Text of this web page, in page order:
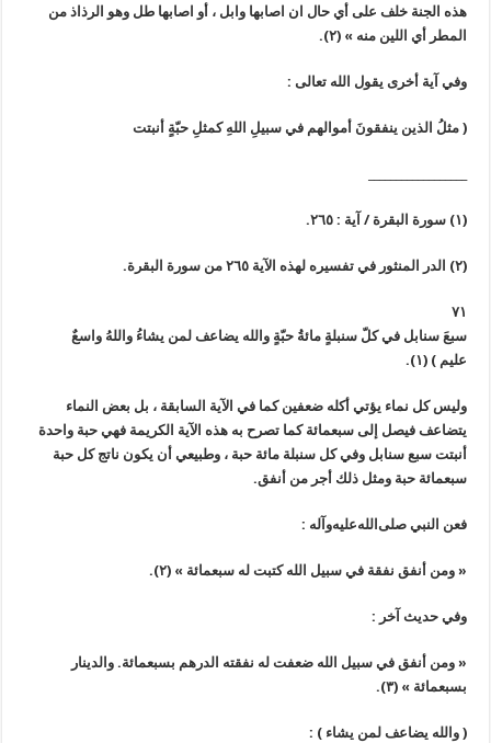
هذه الجنة خلف على أي حال ان اصابها وابل ، أو اصابها طل وهو الرذاذ من
المطر أي اللين منه »(٢) .
وفي آية أخرى يقول الله تعالى :
( مثلُ الذين ينفقونَ أموالهم في سبيلِ اللهِ كمثلِ حبّةٍ أنبتت
(١) سورة البقرة / آية : ٢٦٥.
(٢) الدر المنثور في تفسيره لهذه الآية ٢٦٥ من سورة البقرة.
٧١
سبعَ سنابل في كلّ سنبلةٍ مائةُ حبّةٍ والله يضاعف لمن يشاءُ واللهُ واسعٌ
عليم ) (١) .
وليس كل نماء يؤتي أكله ضعفين كما في الآية السابقة ، بل بعض النماء
يتضاعف فيصل إلى سبعمائة كما تصرح به هذه الآية الكريمة فهي حبة واحدة
أنبتت سبع سنابل وفي كل سنبلة مائة حبة ، وطبيعي أن يكون ناتج كل حبة
سبعمائة حبة ومثل ذلك أجر من أنفق.
فعن النبيصلى‌الله‌عليه‌وآله :
« ومن أنفق نفقة في سبيل الله كتبت له سبعمائة »(٢) .
وفي حديث آخر :
« ومن أنفق في سبيل الله ضعفت له نفقته الدرهم بسبعمائة. والدينار
بسبعمائة »(٣) .
( والله يضاعف لمن يشاء)
: